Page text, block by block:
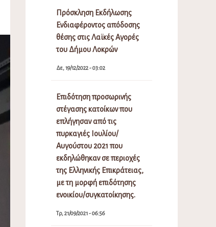
Πρόσκληση Εκδήλωσης
Ενδιαφέροντος απόδοσης
θέσης στις Λαϊκές Αγορές
του Δήμου Λοκρών
Δε, 19/12/2022 - 03:02
Επιδότηση προσωρινής
στέγασης κατοίκων που
επλήγησαν από τις
πυρκαγιές Ιουλίου/
Αυγούστου 2021 που
εκδηλώθηκαν σε περιοχές
της Ελληνικής Επικράτειας,
με τη μορφή επιδότησης
ενοικίου/συγκατοίκησης.
Τρ, 21/09/2021 - 06:56